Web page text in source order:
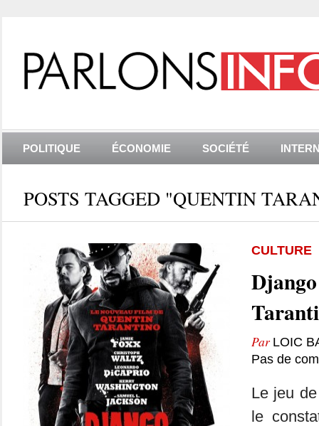
POLITIQUE ÉCONOMIE SOCIÉTÉ
POSTS TAGGED "QUENTIN
CULTURE
Par LOIC
Pas de
Le jeu
le